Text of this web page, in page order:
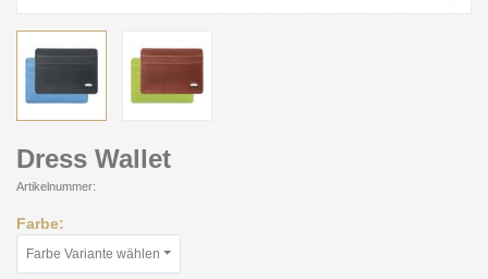
Dress Wallet
Artikelnummer:
Farbe:
Farbe Variante wählen